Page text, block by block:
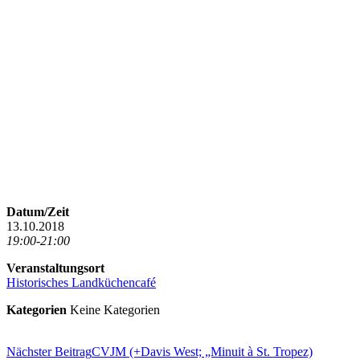
Datum/Zeit
13.10.2018
19:00-21:00
Veranstaltungsort
Historisches Landküchencafé
Kategorien Keine Kategorien
Beitragsnavigation
Nächster BeitragCVJM (+Davis West; „Minuit à St. Tropez)